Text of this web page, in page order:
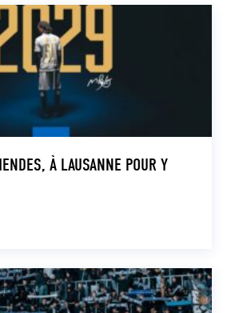
À LAUSANNE POUR Y